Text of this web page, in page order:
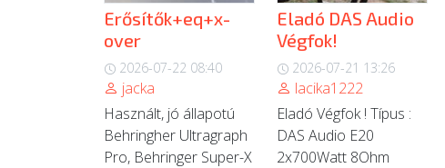
Erősítők+eq+x-
over
2026-07-22 08:40
jacka
Használt, jó állapotú
Behringher Ultragraph
Pro, Behringer Super-X
Eladó DAS Audio
Végfok!
2026-07-21 13:26
lacika1222
Eladó Végfok ! Típus :
DAS Audio E20
2x700Watt 8Ohm